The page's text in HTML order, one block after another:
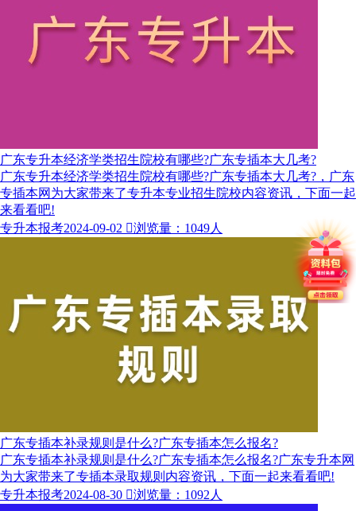
广东专升本经济学类招生院校有哪些?广东专插本大几考?
广东专升本经济学类招生院校有哪些?广东专插本大几考?，广东
专插本网为大家带来了专升本专业招生院校内容资讯，下面一起
来看看吧!
专升本报考2024-09-02 浏览量：1049人
广东专插本补录规则是什么?广东专插本怎么报名?
广东专插本补录规则是什么?广东专插本怎么报名?广东专升本网
为大家带来了专插本录取规则​内容资讯，下面一起来看看吧!
专升本报考2024-08-30 浏览量：1092人